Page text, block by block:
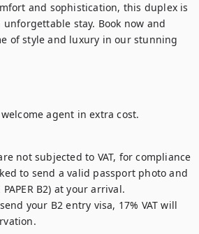
and sophistication, this duplex is
stay. Book now and
of style and luxury in our stunning
agent in extra cost.
not subjected to VAT, for compliance
to send a valid passport photo and
B2) at your arrival.
your B2 entry visa, 17% VAT will